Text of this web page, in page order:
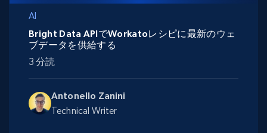
AI
Antonello Zanini
Technical Writer
Bright Data APIでWorkatoレシピに最新のウェ
ブデータを供給する
3 分読